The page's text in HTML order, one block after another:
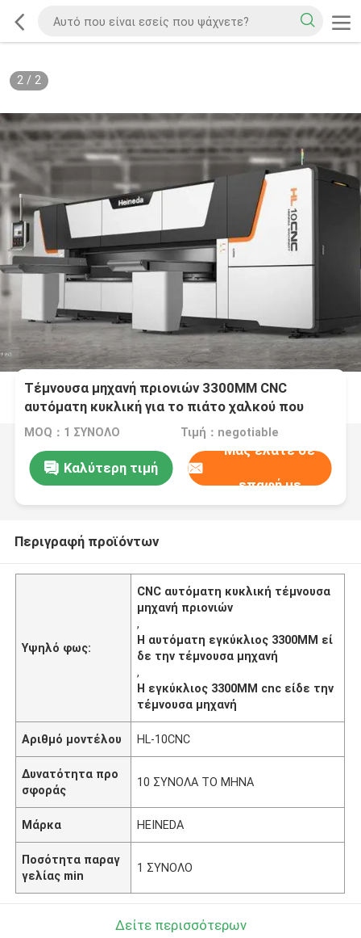
2/ 2
Τέμνουσα μηχανή πριονιών 3300MM CNC
αυτόματη κυκλική για το πιάτο χαλκού που
πριονίζει HL-10CNC
MOQ：1 ΣΥΝΟΛΟ Τιμή：negotiable
Καλύτερη τιμή
Μας ελάτε σε
επαφή με
Περιγραφή προϊόντων
Υψηλό φως:
CNC αυτόματη κυκλική τέμνουσα
μηχανή πριονιών
,
Η αυτόματη εγκύκλιος 3300MM εί
δε την τέμνουσα μηχανή
,
Η εγκύκλιος 3300MM cnc είδε την
τέμνουσα μηχανή
Αριθμό μοντέλου HL-10CNC
Δυνατότητα προ
σφοράς
10 ΣΥΝΟΛΑ ΤΟ ΜΗΝΑ
Μάρκα HEINEDA
Ποσότητα παραγ
γελίας min
1 ΣΥΝΟΛΟ
Δείτε περισσότερων